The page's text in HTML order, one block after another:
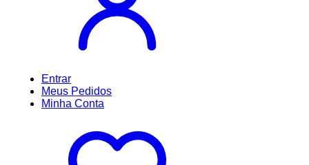
Entrar
Meus Pedidos
Minha Conta